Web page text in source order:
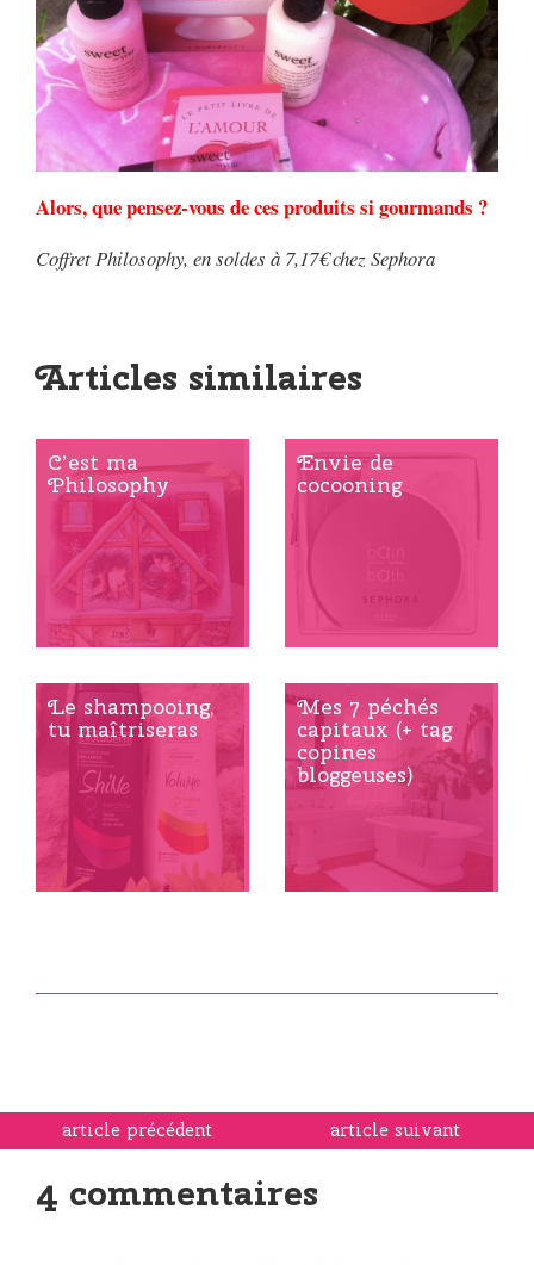
Alors, que pensez-vous de ces produits si gourmands ?
Coffret Philosophy, en soldes à 7,17€ chez Sephora
Articles similaires
C’est ma
Philosophy
Envie de
cocooning
Le shampooing,
tu maîtriseras
Mes 7 péchés
capitaux (+ tag
copines
bloggeuses)
article précédent article suivant
4 commentaires